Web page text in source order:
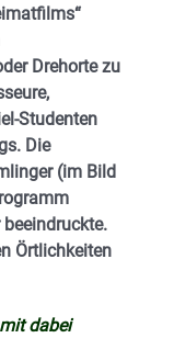
Drehorte zu
Studenten
Die
(im Bild
Örtlichkeiten
dabei